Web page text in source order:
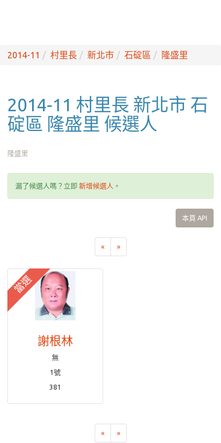
2014-11 村里長 新北市 石碇區 隆盛里
2014-11 村里長 新北市 石
碇區 隆盛里 候選人
隆盛里
漏了候選人嗎？立即 新增候選人 。
本頁 API
« »
當選
謝根林
無
1號
381
« »